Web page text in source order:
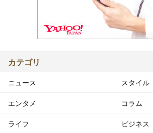
カテゴリ
ニュース スタイル
エンタメ コラム
ライフ ビジネス